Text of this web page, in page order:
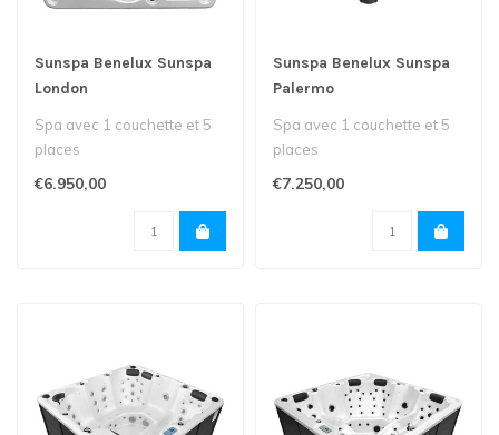
Sunspa Benelux Sunspa
London
Spa avec 1 couchette et 5
places
€6.950,00
Sunspa Benelux Sunspa
Palermo
Spa avec 1 couchette et 5
places
€7.250,00